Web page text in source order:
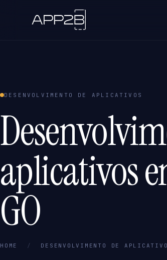
DESENVOLVIMENTO DE APLICATIVOS
aplicativos
GO
HOME / DESENVOLVIMENTO DE